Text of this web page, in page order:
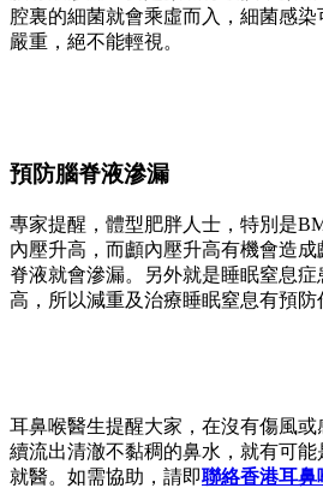
腔裏的細菌就會乘虛而入，細菌感
嚴重，絕不能輕視。
預防腦脊液滲漏
專家提醒，體型肥胖人士，特別是
內壓升高，而顱內壓升高有機會造
脊液就會滲漏。另外就是睡眠窒息
高，所以減重及治療睡眠窒息有預防
耳鼻喉醫生提醒大家，在沒有傷風
續流出清澈不黏稠的鼻水，就有可
就醫。如需協助，請即聯絡香港耳鼻